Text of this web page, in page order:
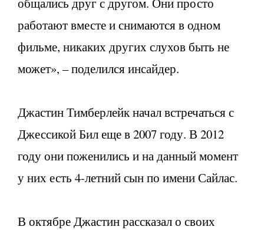
работают вместе и снимаются в одном
фильме, никаких других слухов быть не
может», – поделился инсайдер.
Джастин Тимберлейк начал встречаться с
Джессикой Бил еще в 2007 году. В 2012
году они поженились и на данный момент
у них есть 4-летний сын по имени Сайлас.
В октябре Джастин рассказал о своих